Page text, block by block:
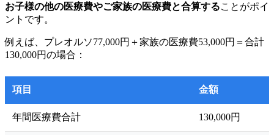
お子様の他の医療費やご家族の医療費と合算することがポイ
ントです。
例えば、プレオルソ77,000円＋家族の医療費53,000円＝合計
130,000円の場合：
項目 金額
年間医療費合計 130,000円